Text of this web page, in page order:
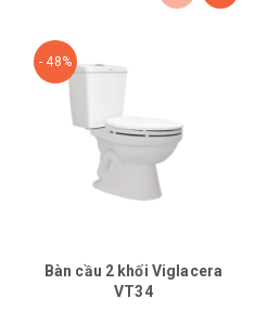
- 48%
Bàn cầu 2 khối Viglacera
VT34